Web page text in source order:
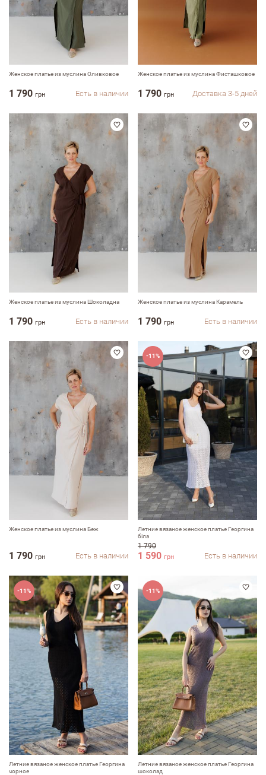
Женское платье из муслина Оливковое
1 790 грн Есть в наличии
Женское платье из муслина Фисташковое
1 790 грн Доставка 3-5 дней
Женское платье из муслина Шоколадна
1 790 грн Есть в наличии
Женское платье из муслина Карамель
1 790 грн Есть в наличии
Женское платье из муслина Беж
1 790 грн Есть в наличии
-11%
Летние вязаное женское платье Георгина
біла
1 790
1 590 грн Есть в наличии
-11%
Летние вязаное женское платье Георгина
чорное
-11%
Летние вязаное женское платье Георгина
шоколад